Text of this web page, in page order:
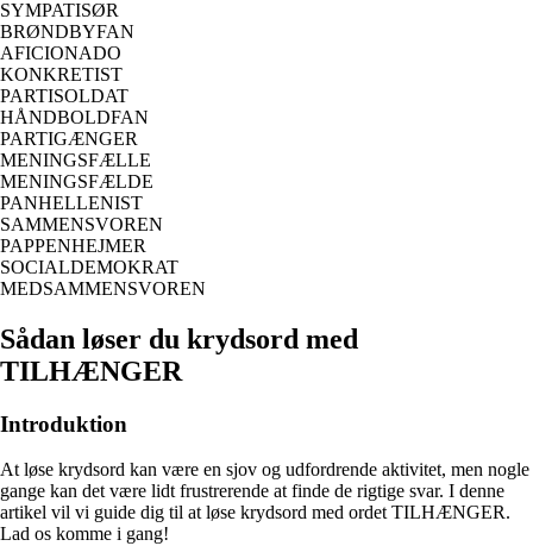
SYMPATISØR
BRØNDBYFAN
AFICIONADO
KONKRETIST
PARTISOLDAT
HÅNDBOLDFAN
PARTIGÆNGER
MENINGSFÆLLE
MENINGSFÆLDE
PANHELLENIST
SAMMENSVOREN
PAPPENHEJMER
SOCIALDEMOKRAT
MEDSAMMENSVOREN
Sådan løser du krydsord med
TILHÆNGER
Introduktion
At løse krydsord kan være en sjov og udfordrende aktivitet, men nogle
gange kan det være lidt frustrerende at finde de rigtige svar. I denne
artikel vil vi guide dig til at løse krydsord med ordet TILHÆNGER.
Lad os komme i gang!